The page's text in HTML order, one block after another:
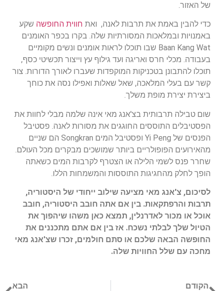
של האזור.
כדי להבין באמת את תרבות לאנה, ואת חווית החופשה שקע
באמנויות ובמלאכות המסורתיות שלה. בקרו בכפר האומנים
Baan Kang Wat שבו תוכלו לראות אומנים ונשים מקומיים
בעבודה. מכלי חרס ואריגה ועד גילוף עץ וייצור תכשיטי כסף,
תוכלו להתבונן בטכניקות המוקפדות שעברו לאורך הדורות. צור
קשר עם בעלי המלאכה, שאל שאלות ואפילו נסה את כוחך
ביצירת יצירת מופת משלך.
שום טבילה תרבותית בצ'אנג מאי אינה שלמה מבלי לחוות את
הפסטיבלים התוססים החוגגים את מסורות לאנה. פסטיבל
הפנסים של Yi Peng ופסטיבל המים Songkran הם שניים
מהאירועים הפופולריים ביותר שמושכים מבקרים מכל העולם.
שחרר פנס לשמי הלילה או הצטרף לקרבות המים כשאתה
הופך לחלק מהחגיגות התוססות והמשמחות הללו.
לסיכום, צ'אנג מאי מציעה שילוב ייחודי של היסטוריה,
תרבות והרפתקאות. בין אם אתה חובב היסטוריה, חובב
אוכל או מכור לאדרנלין, תמצא כאן משהו שיהפוך את
הטיול שלך לבלתי נשכח. אז בין אם אתם מתכננים את
החופשה הבאה שלכם או סתם חולמים, זכרו שצ'אנג מאי
מחכה עם שלל החוויות שלה.
הקודם
הבא